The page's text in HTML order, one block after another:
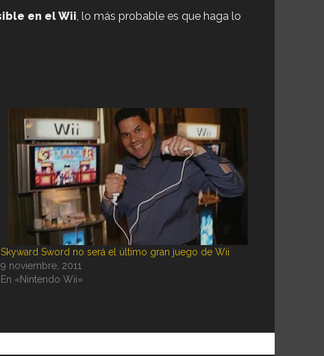
en el Wii , lo más probable es que haga lo
Skyward Sword no será el último gran juego de Wii
9 noviembre, 2011
En «Nintendo Wii»